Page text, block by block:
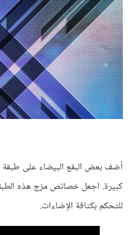
أضف بعض البقع البيضاء على
للتحكم بكثافة الإضاءات.